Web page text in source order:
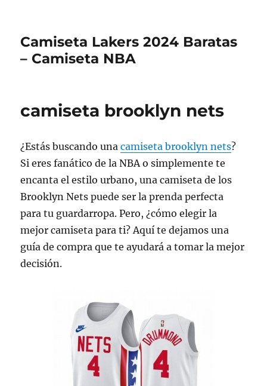
Camiseta Lakers 2024 Baratas
– Camiseta NBA
camiseta brooklyn nets
¿Estás buscando unacamiseta brooklyn nets?
Si eres fanático de la NBA o simplemente te
encanta el estilo urbano, una camiseta de los
Brooklyn Nets puede ser la prenda perfecta
para tu guardarropa. Pero, ¿cómo elegir la
mejor camiseta para ti? Aquí te dejamos una
guía de compra que te ayudará a tomar la mejor
decisión.